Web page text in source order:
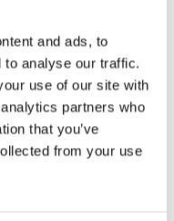
and ads, to
to analyse our traffic.
use of our site with
partners who
that you’ve
from your use